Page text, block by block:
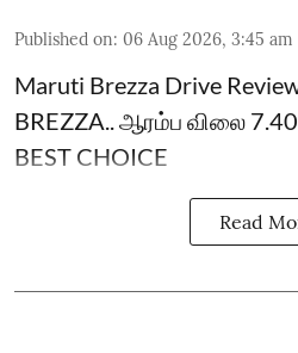
Published on: 06 Aug 2026, 3:45 am
Maruti Brezza Drive
BREZZA.. ஆரம்ப விலை
BEST CHOICE
Read